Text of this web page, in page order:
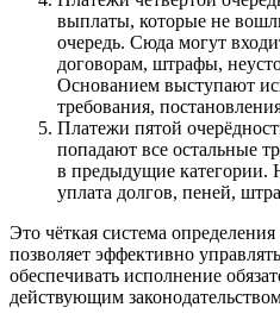
выплаты, которые не
очередь. Сюда могут
договорам, штрафы,
Основанием выступают
требования,
Платежи пятой
попадают все остальные
в предыдущие категории.
уплата долгов, пеней,
Это чёткая система
позволяет эффективно
обеспечивать исполнение
действующим